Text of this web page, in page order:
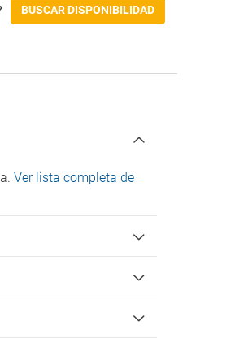
BUSCAR DISPONIBILIDAD
Ver lista completa de